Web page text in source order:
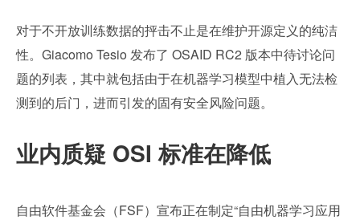
对于不开放训练数据的抨击不止是在维护开源定义的纯洁
性。Giacomo Tesio 发布了 OSAID RC2 版本中待讨论问
题的列表，其中就包括由于在机器学习模型中植入无法检
测到的后门，进而引发的固有安全风险问题。
业内质疑 OSI 标准在降低
自由软件基金会（FSF）宣布正在制定“自由机器学习应用